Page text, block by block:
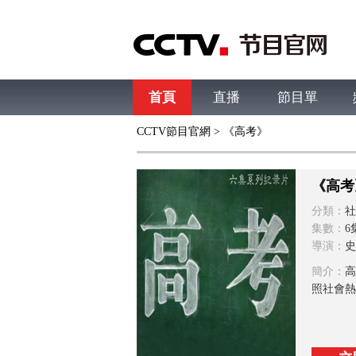
首頁 直播 節目單
綜合 新聞 財經 綜藝
CCTV節目官網 > 《高考》
《高
分類：
集數： 6
導演：
簡介：
照社會